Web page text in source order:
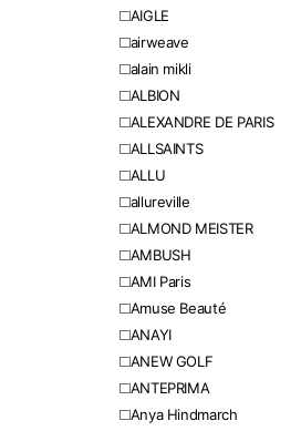
AIGLE
airweave
alain mikli
ALBION
ALEXANDRE DE PARIS
ALLSAINTS
ALLU
allureville
ALMOND MEISTER
AMBUSH
AMI Paris
Amuse Beauté
ANAYI
ANEW GOLF
ANTEPRIMA
Anya Hindmarch